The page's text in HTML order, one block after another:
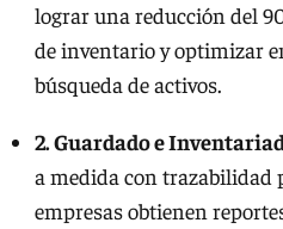
lograr una reducción del
de inventario y optimizar
búsqueda de activos.
2. Guardado e
a medida con trazabilidad
empresas obtienen